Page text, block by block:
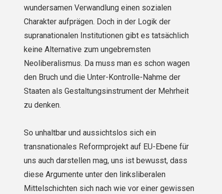
wundersamen Verwandlung einen sozialen
Charakter aufprägen. Doch in der Logik der
supranationalen Institu­tionen gibt es tatsächlich
keine Alternative zum ungebremsten
Neoliberalismus. Da muss man es schon wagen
den Bruch und die Unter-Kontrolle-Nahme der
Staaten als Gestaltungsinstrument der Mehrheit
zu denken.
So unhaltbar und aussichtslos sich ein
transnationales Reformprojekt auf EU-Ebene für
uns auch darstellen mag, uns ist bewusst, dass
diese Argumente unter den linksliberalen
Mittelschichten sich nach wie vor einer gewissen